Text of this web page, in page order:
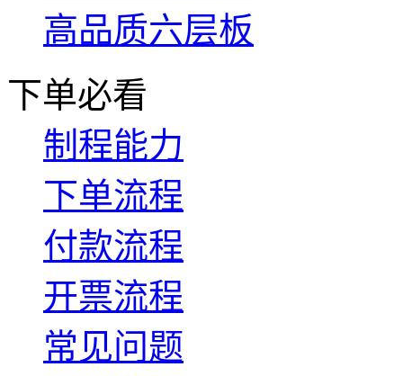
高品质六层板
下单必看
制程能力
下单流程
付款流程
开票流程
常见问题